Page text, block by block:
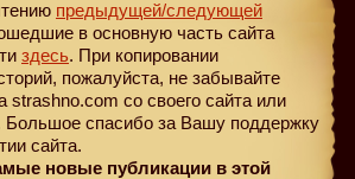
предыдущей/следующей
в основную часть сайта
здесь. При копировании
пожалуйста, не забывайте
strashno.com со своего сайта или
Большое спасибо за Вашу поддержку
сайта.
новые публикации в этой